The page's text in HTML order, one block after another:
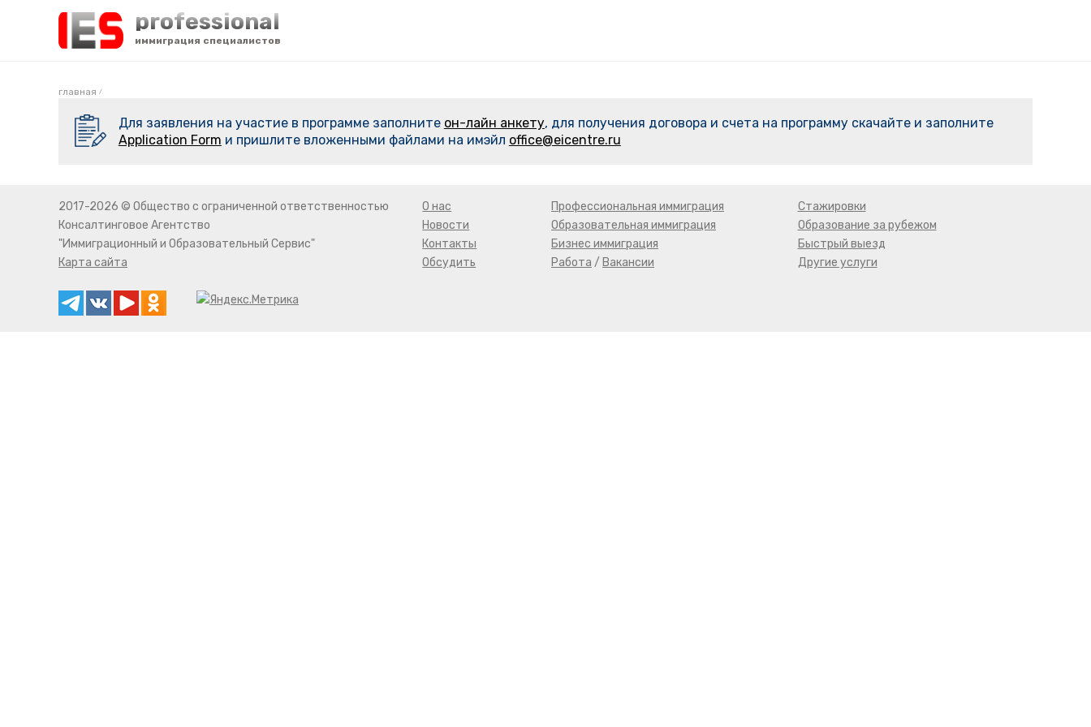
professional
иммиграция специалистов
главная /
Для заявления на участие в программе заполните он-лайн анкету, для получения договора и счета на программу скачайте и заполните
Application Form и пришлите вложенными файлами на имэйл office@eicentre.ru
2017-2026 © Общество с ограниченной ответственностью
Консалтинговое Агентство
"Иммиграционный и Образовательный Сервис"
Карта сайта
О нас
Новости
Контакты
Обсудить
Профессиональная иммиграция
Образовательная иммиграция
Бизнес иммиграция
Работа / Вакансии
Стажировки
Образование за рубежом
Быстрый выезд
Другие услуги